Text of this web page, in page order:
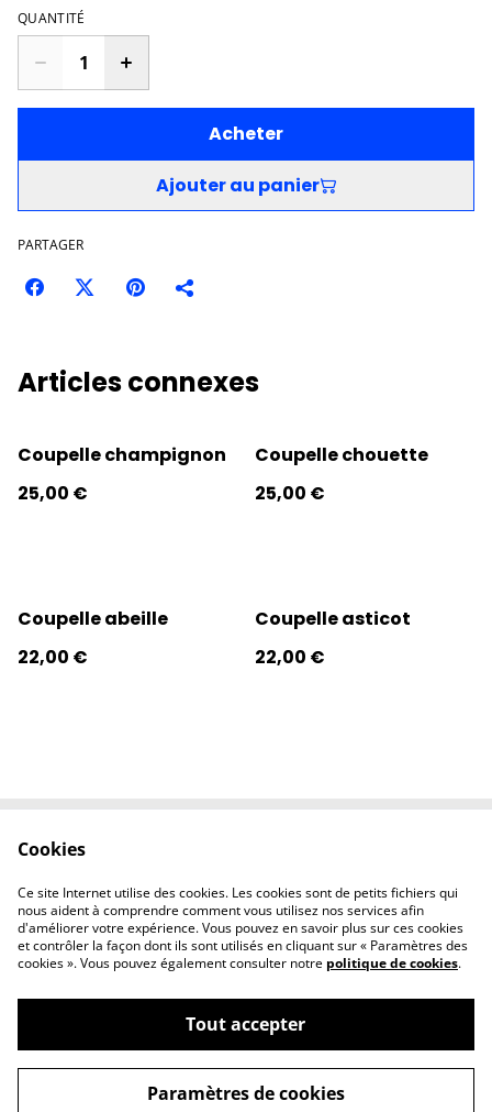
QUANTITÉ
Acheter
Ajouter au panier
PARTAGER
Articles connexes
Coupelle champignon
25,00 €
Coupelle chouette
25,00 €
Coupelle abeille
22,00 €
Coupelle asticot
22,00 €
Contactez-nous
Politique de
confidentialité
Politique de
cookies
©2026l'éclipse
powered by
Cookies
Ce site Internet utilise des cookies. Les cookies sont de petits fichiers qui
nous aident à comprendre comment vous utilisez nos services afin
d'améliorer votre expérience. Vous pouvez en savoir plus sur ces cookies
et contrôler la façon dont ils sont utilisés en cliquant sur « Paramètres des
cookies ». Vous pouvez également consulter notre politique de cookies.
Tout accepter
Paramètres de cookies